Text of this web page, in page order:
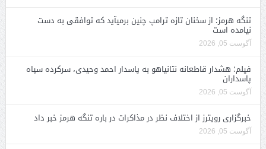
تنگه هرمز؛ از سخنان تازه ترامپ چنین برمیآید که توافقی به دست
نیامده است
آگوست 05, 2026
فیلم؛ هشدار قاطعانه نتانیاهو به پاسدار احمد وحیدی، سرکرده سپاه
پاسداران
آگوست 05, 2026
خبرگزاری رویترز از اختلاف نظر در مذاکرات در باره تنگه هرمز خبر داد
آگوست 05, 2026